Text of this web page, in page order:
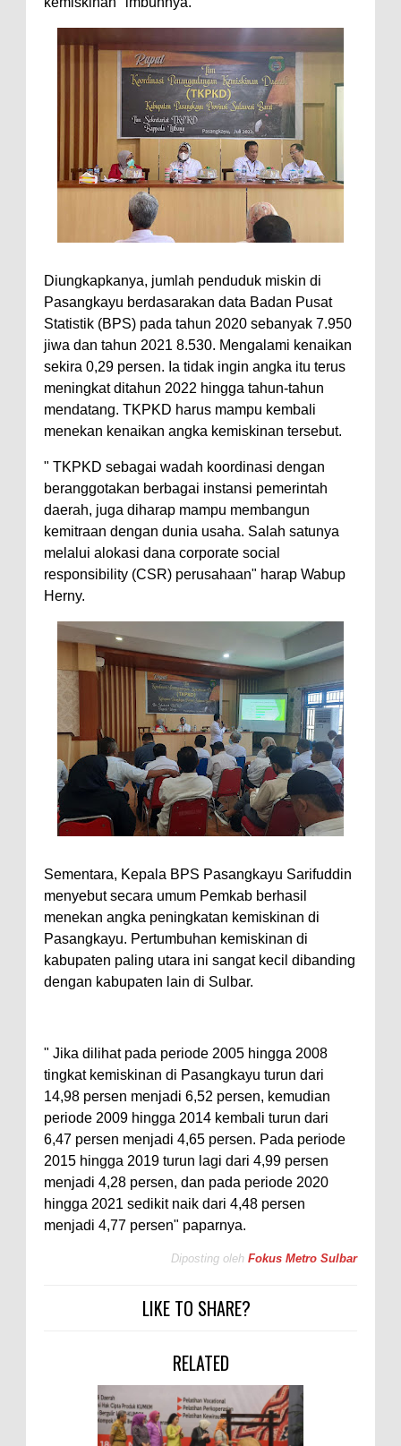
Diungkapkanya, jumlah penduduk miskin di
Pasangkayu berdasarakan data Badan Pusat
Statistik (BPS) pada tahun 2020 sebanyak 7.950
jiwa dan tahun 2021 8.530. Mengalami kenaikan
sekira 0,29 persen. Ia tidak ingin angka itu terus
meningkat ditahun 2022 hingga tahun-tahun
mendatang. TKPKD harus mampu kembali
menekan kenaikan angka kemiskinan tersebut.
" TKPKD sebagai wadah koordinasi dengan
beranggotakan berbagai instansi pemerintah
daerah, juga diharap mampu membangun
kemitraan dengan dunia usaha. Salah satunya
melalui alokasi dana corporate social
responsibility (CSR) perusahaan" harap Wabup
Herny.
Sementara, Kepala BPS Pasangkayu Sarifuddin
menyebut secara umum Pemkab berhasil
menekan angka peningkatan kemiskinan di
Pasangkayu. Pertumbuhan kemiskinan di
kabupaten paling utara ini sangat kecil dibanding
dengan kabupaten lain di Sulbar.
" Jika dilihat pada periode 2005 hingga 2008
tingkat kemiskinan di Pasangkayu turun dari
14,98 persen menjadi 6,52 persen, kemudian
periode 2009 hingga 2014 kembali turun dari
6,47 persen menjadi 4,65 persen. Pada periode
2015 hingga 2019 turun lagi dari 4,99 persen
menjadi 4,28 persen, dan pada periode 2020
hingga 2021 sedikit naik dari 4,48 persen
menjadi 4,77 persen" paparnya.
Diposting oleh Fokus Metro Sulbar
LIKE TO SHARE?
RELATED